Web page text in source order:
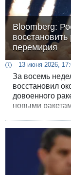
Bloomberg:
перемирия
13 июня 2026,
За восемь
восстановил
довоенного
новыми